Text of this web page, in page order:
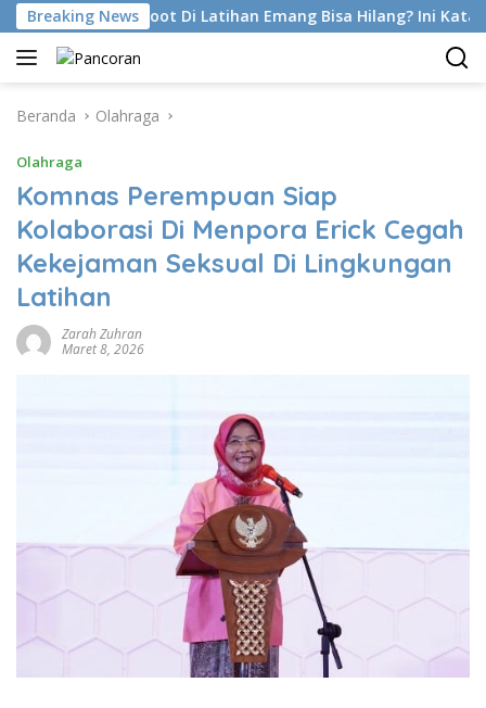
Langsung
ke
konten
Breaking News
Para Flat Foot Di Latihan Emang Bisa Hilang? Ini Kata Ahli
Beranda Olahraga
Olahraga
Komnas Perempuan Siap
Kolaborasi Di Menpora Erick Cegah
Kekejaman Seksual Di Lingkungan
Latihan
Zarah Zuhran
Maret 8, 2026